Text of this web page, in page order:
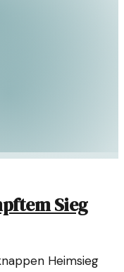
Sieg
Heimsieg